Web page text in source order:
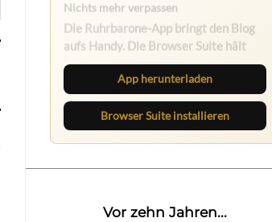
Die Ruhrbarone-App bringt den Blog
aufs Handy. Die Browser Suite hält
dich am Desktop auf dem Laufenden.
App herunterladen
Browser Suite installieren
Vor zehn Jahren...